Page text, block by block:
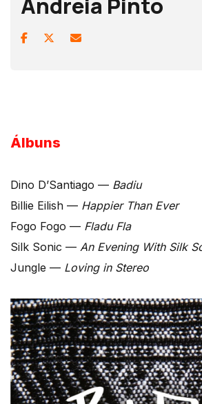
Álbuns
Dino D’Santiago — Badiu
Billie Eilish — Happier Than Ever
Fogo Fogo — Fladu Fla
Silk Sonic — An Evening With Silk
Jungle — Loving in Stereo